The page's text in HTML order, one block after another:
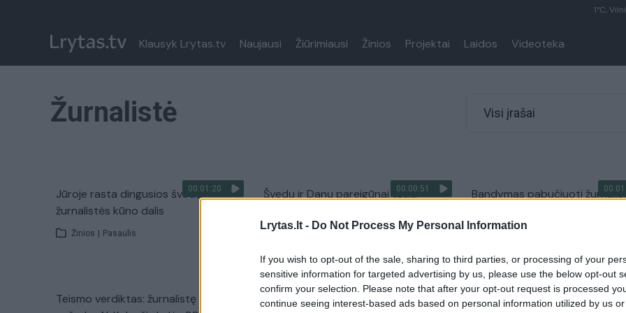
Lrytas.lt - Do Not Process My Personal Information
If you wish to opt-out of the sale, sharing to third parties, or processing of your
sensitive information for targeted advertising by us, please use the below opt-out
confirm your selection. Please note that after your opt-out request is processed
continue seeing interest-based ads based on personal information utilized by us
1°C,
Klausyk Lrytas.tv Naujausi Žiūrimiausi Žinios Projektai Laidos Videoteka
Žurnalistė Visi įrašai
00:01:20
Jūroje rasta dingusios švedų
žurnalistės kūno dalis
Žinios Pasaulis
00:00:51
Švedų ir Danų pareigūnai tęsia
Bandymas pabučiuoti
atsirūgo
Teismo verdiktas: žurnalistę
Devynmetė sukėlė šurmulį:
Papūgos užpultos žurnalistės